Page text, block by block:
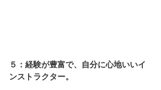
５：経験が豊富で、自分に心地いいイ
ンストラクター。